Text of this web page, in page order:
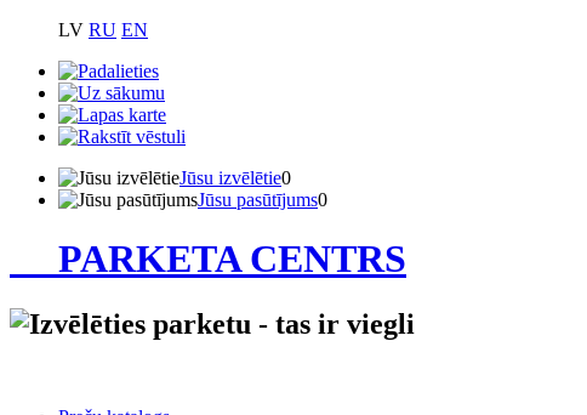
LV RU EN
Jūsu izvēlētie0
Jūsu pasūtījums0
PARKETA CENTRS